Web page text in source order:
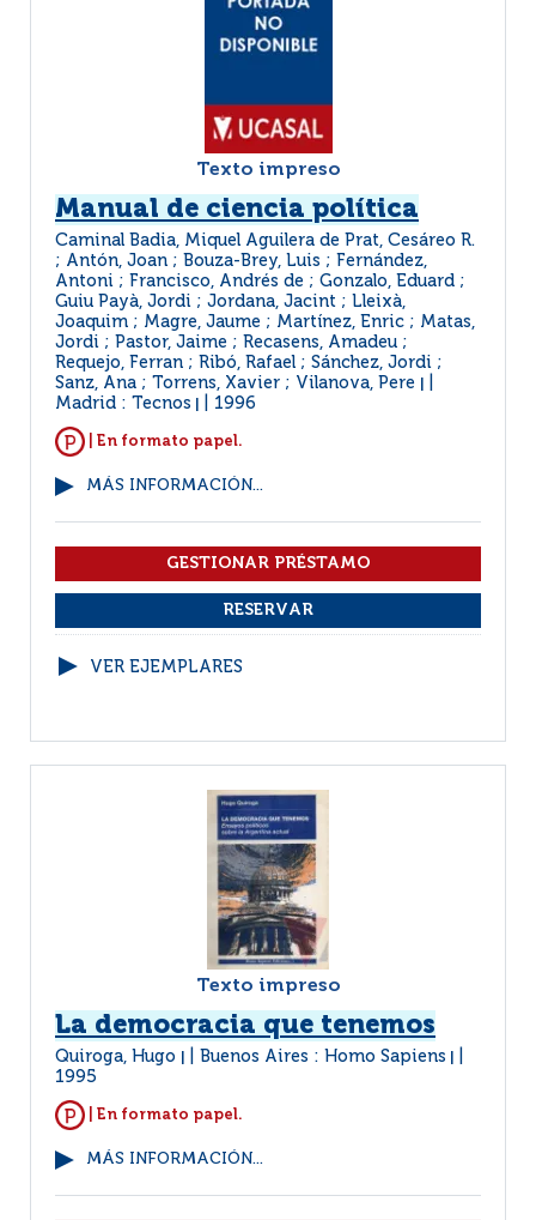
Texto impreso
Manual de ciencia política
Caminal Badia, Miquel Aguilera de Prat, Cesáreo R.
; Antón, Joan ; Bouza-Brey, Luis ; Fernández,
Antoni ; Francisco, Andrés de ; Gonzalo, Eduard ;
Guiu Payà, Jordi ; Jordana, Jacint ; Lleixà,
Joaquim ; Magre, Jaume ; Martínez, Enric ; Matas,
Jordi ; Pastor, Jaime ; Recasens, Amadeu ;
Requejo, Ferran ; Ribó, Rafael ; Sánchez, Jordi ;
Sanz, Ana ; Torrens, Xavier ; Vilanova, Pere
Madrid : Tecnos 1996
| En formato papel.
MÁS INFORMACIÓN...
VER EJEMPLARES
Texto impreso
La democracia que tenemos
Quiroga, Hugo Buenos Aires : Homo Sapiens
1995
| En formato papel.
MÁS INFORMACIÓN...